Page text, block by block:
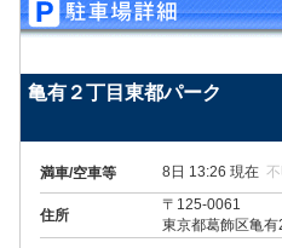
亀有２丁目東都パーク
満車/空車等 8日 13:26 現在
住所
〒125-0061
東京都葛飾区亀有